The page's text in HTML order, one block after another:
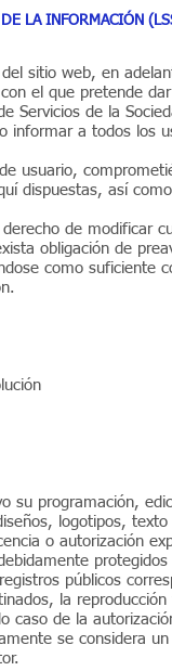
LA INFORMACIÓN
sitio web, en
el que pretende
Servicios de la
informar a todos los
usuario,
dispuestas, así
de modificar
obligación de
como suficiente
su programación,
logotipos,
o autorización
públicos
la
caso de la
se considera